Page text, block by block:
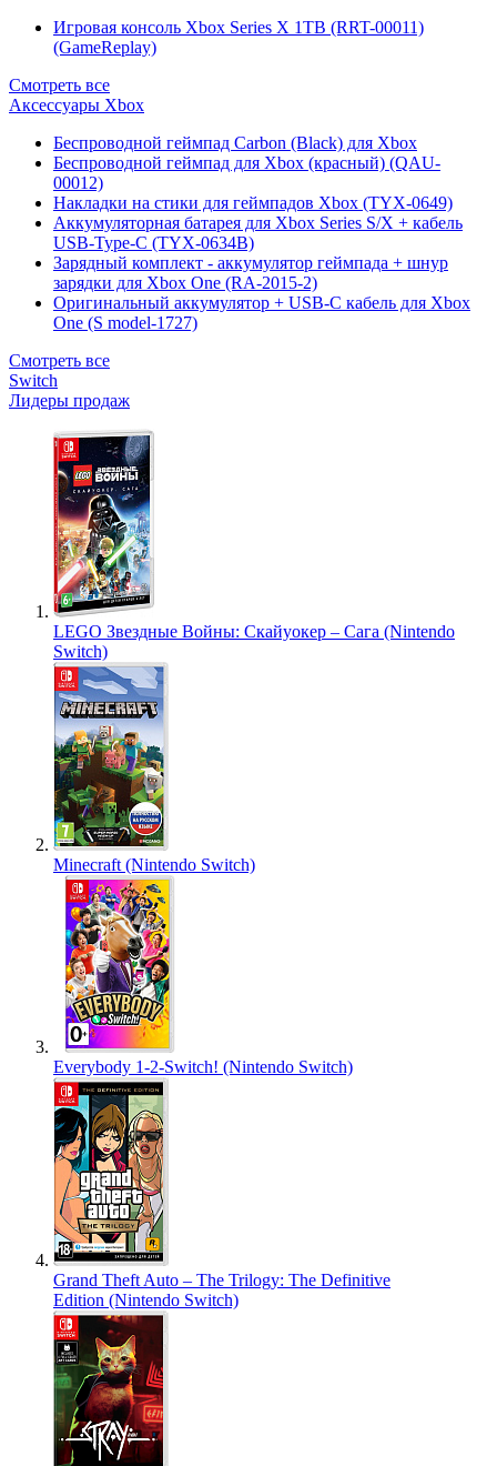
Игровая консоль Xbox Series X 1TB (RRT-00011)
(GameReplay)
Смотреть все
Аксессуары Xbox
Беспроводной геймпад Carbon (Black) для Xbox
Беспроводной геймпад для Xbox (красный) (QAU-
00012)
Накладки на стики для геймпадов Xbox (TYX-0649)
Аккумуляторная батарея для Xbox Series S/X + кабель
USB-Type-C (TYX-0634B)
Зарядный комплект - аккумулятор геймпада + шнур
зарядки для Xbox One (RA-2015-2)
Оригинальный аккумулятор + USB-C кабель для Xbox
One (S model-1727)
Смотреть все
Switch
Лидеры продаж
LEGO Звездные Войны: Скайуокер – Сага (Nintendo
Switch)
Minecraft (Nintendo Switch)
Everybody 1-2-Switch! (Nintendo Switch)
Grand Theft Auto – The Trilogy: The Definitive
Edition (Nintendo Switch)